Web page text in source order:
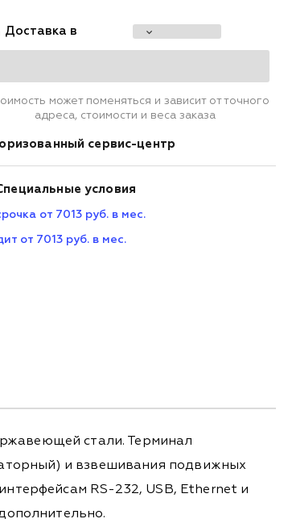
Доставка в
может поменяться и зависит от точного
адреса, стоимости и веса заказа
сервис-центр
условия
от 7013 руб. в мес.
от 7013 руб. в мес.
стали. Терминал
и взвешивания подвижных
RS-232, USB, Ethernet и